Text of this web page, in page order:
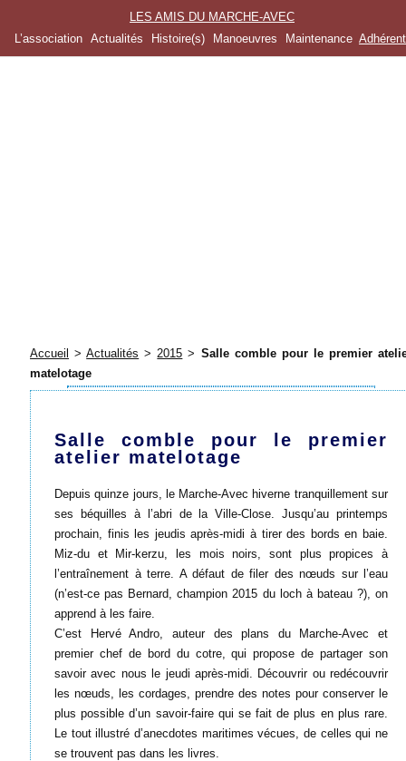
LES AMIS DU MARCHE-AVEC
L’association
Actualités Histoire(s) Manoeuvres Maintenance
Accueil >Actualités > 2015 > Salle comble pour le premier
matelotage
Salle comble pour le premier
atelier matelotage
Depuis quinze jours, le Marche-Avec hiverne tranquillement sur
ses béquilles à l’abri de la Ville-Close. Jusqu’au printemps
prochain, finis les jeudis après-midi à tirer des bords en baie.
Miz-du et Mir-kerzu, les mois noirs, sont plus propices à
l’entraînement à terre. A défaut de filer des nœuds sur l’eau
(n’est-ce pas Bernard, champion 2015 du loch à bateau ?), on
apprend à les faire.
C’est Hervé Andro, auteur des plans du Marche-Avec et
premier chef de bord du cotre, qui propose de partager son
savoir avec nous le jeudi après-midi. Découvrir ou redécouvrir
les nœuds, les cordages, prendre des notes pour conserver le
plus possible d’un savoir-faire qui se fait de plus en plus rare.
Le tout illustré d’anecdotes maritimes vécues, de celles qui ne
se trouvent pas dans les livres.